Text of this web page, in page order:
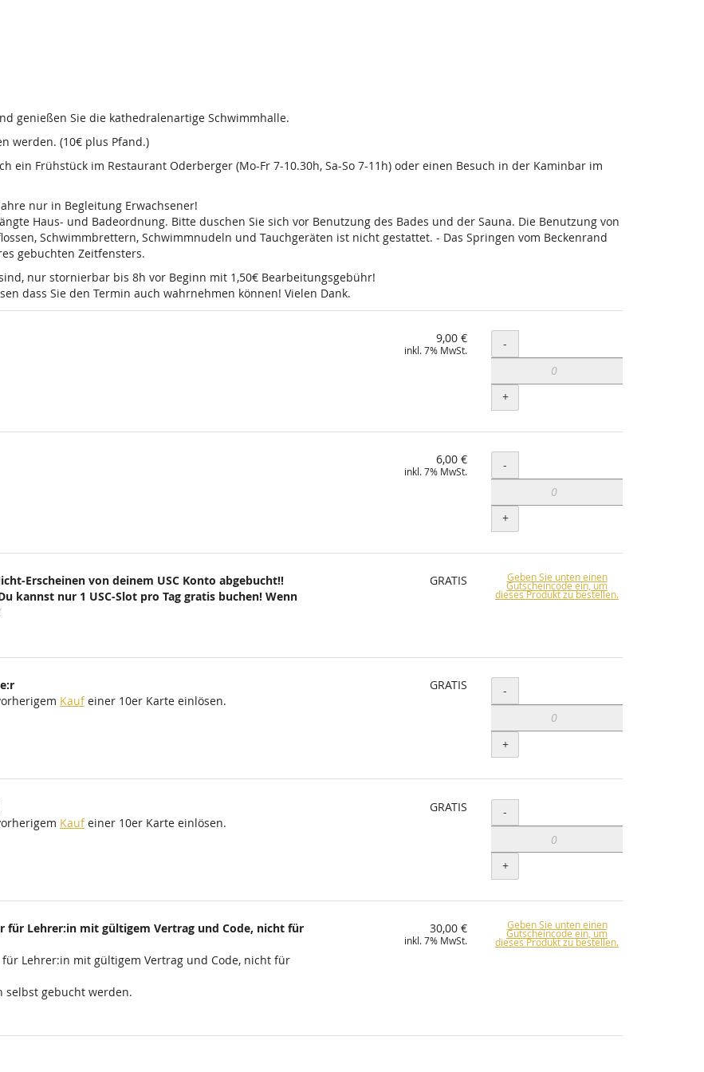
genießen Sie die kathedralenartige Schwimmhalle.
werden. (10€ plus Pfand.)
ein Frühstück im Restaurant Oderberger (Mo-Fr 7-10.30h, Sa-So 7-11h) oder einen Besuch in der Kaminbar im
nur in Begleitung Erwachsener!
Haus- und Badeordnung. Bitte duschen Sie sich vor Benutzung des Bades und der Sauna. Die Benutzung von
Schwimmbrettern, Schwimmnudeln und Tauchgeräten ist nicht gestattet. - Das Springen vom Beckenrand
gebuchten Zeitfensters.
nur stornierbar bis 8h vor Beginn mit 1,50€ Bearbeitungsgebühr!
dass Sie den Termin auch wahrnehmen können! Vielen Dank.
9,00 €
inkl. 7% MwSt. Menge
-
+
6,00 €
inkl. 7% MwSt. Menge
-
+
Erscheinen von deinem USC Konto abgebucht!!
nur 1 USC-Slot pro Tag gratis buchen! Wenn
GRATIS Geben Sie unten einen
Gutscheincode ein, um
dieses Produkt zu bestellen.
Kaufeiner 10er Karte einlösen.
GRATIS Menge
-
+
Kaufeiner 10er Karte einlösen.
GRATIS Menge
-
+
Lehrer:in mit gültigem Vertrag und Code, nicht für
Lehrer:in mit gültigem Vertrag und Code, nicht für
selbst gebucht werden.
30,00 €
inkl. 7% MwSt.
Geben Sie unten einen
Gutscheincode ein, um
dieses Produkt zu bestellen.